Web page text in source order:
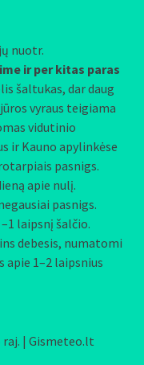
nuotr.
ir per kitas paras
šaltukas, dar daug
vyraus teigiama
vidutinio
ir Kauno apylinkėse
pasnigs.
apie nulį.
pasnigs.
laipsnį šalčio.
debesis, numatomi
apie 1–2 laipsnius
raj. | Gismeteo.lt